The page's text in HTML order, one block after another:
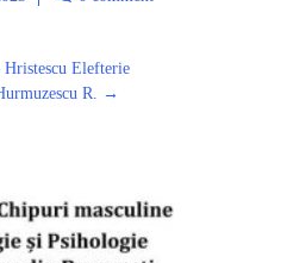
Elefterie
R.
→